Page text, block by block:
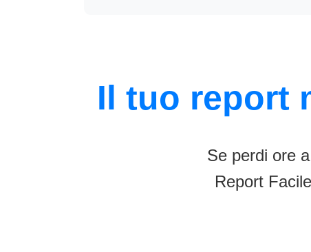
Il tuo report
Se perdi ore
Report